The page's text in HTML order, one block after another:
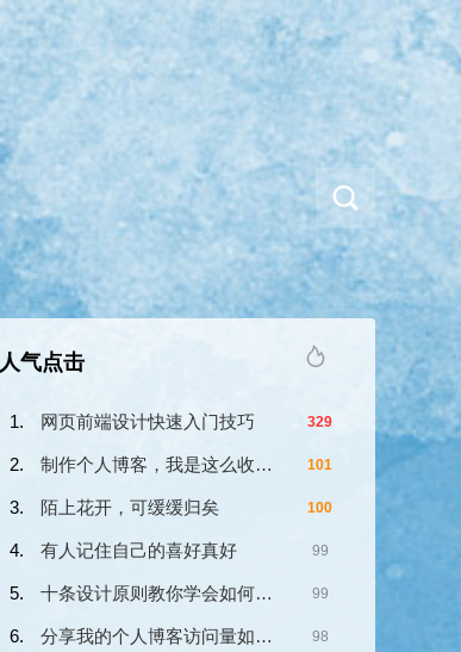
人气点击
网页前端设计快速入门技巧 329
制作个人博客，我是这么收费的？ 101
陌上花开，可缓缓归矣 100
有人记住自己的喜好真好 99
十条设计原则教你学会如何设计网页布局! 99
分享我的个人博客访问量如何做到IP从10到2000的(图文) 98